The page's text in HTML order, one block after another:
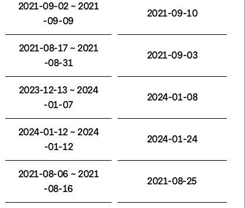
2021-09-02 ~ 2021
-09-09
2021-09-10
2021-08-17 ~ 2021
-08-31
2021-09-03
2023-12-13 ~ 2024
-01-07
2024-01-08
2024-01-12 ~ 2024
-01-12
2024-01-24
2021-08-06 ~ 2021
-08-16
2021-08-25